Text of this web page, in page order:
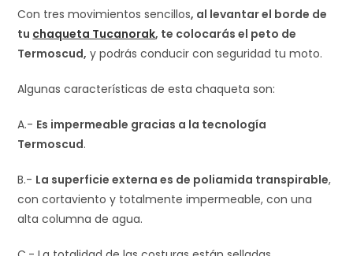
Con tres movimientos sencillos, al levantar el borde de
tu chaqueta Tucanorak, te colocarás el peto de
Termoscud, y podrás conducir con seguridad tu moto.
Algunas características de esta chaqueta son:
A.- Es impermeable gracias a la tecnología
Termoscud.
B.- La superficie externa es de poliamida transpirable,
con cortaviento y totalmente impermeable, con una
alta columna de agua.